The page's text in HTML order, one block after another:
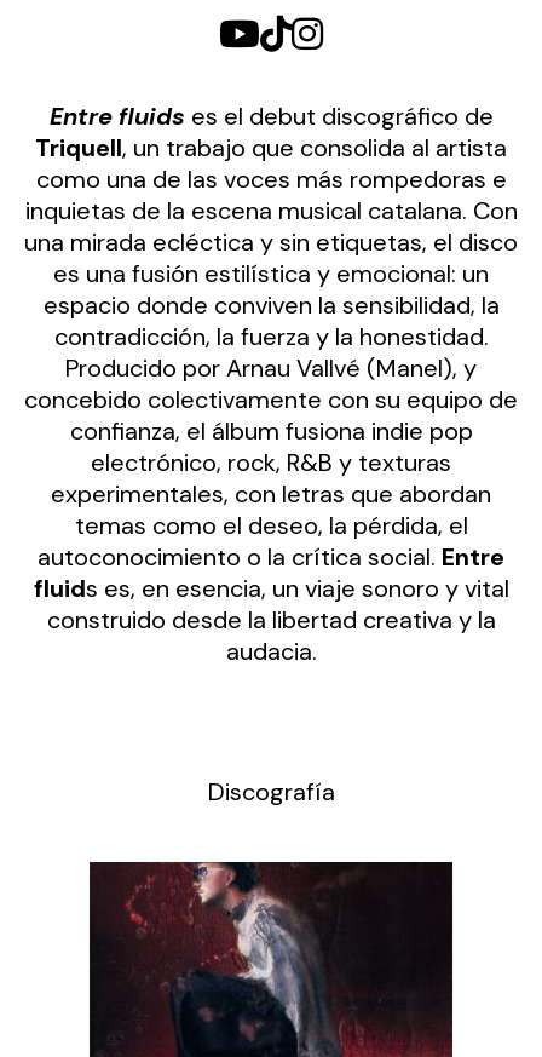
Entre fluids es el debut discográfico de
Triquell, un trabajo que consolida al artista
como una de las voces más rompedoras e
inquietas de la escena musical catalana. Con
una mirada ecléctica y sin etiquetas, el disco
es una fusión estilística y emocional: un
espacio donde conviven la sensibilidad, la
contradicción, la fuerza y la honestidad.
Producido por Arnau Vallvé (Manel), y
concebido colectivamente con su equipo de
confianza, el álbum fusiona indie pop
electrónico, rock, R&B y texturas
experimentales, con letras que abordan
temas como el deseo, la pérdida, el
autoconocimiento o la crítica social. Entre
fluids es, en esencia, un viaje sonoro y vital
construido desde la libertad creativa y la
audacia.
Discografía